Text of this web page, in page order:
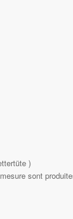
)
sont